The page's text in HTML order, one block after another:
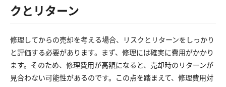
クとリターン
修理してからの売却を考える場合、リスクとリターンをしっかり
と評価する必要があります。まず、修理には確実に費用がかかり
ます。そのため、修理費用が高額になると、売却時のリターンが
見合わない可能性があるのです。この点を踏まえて、修理費用対